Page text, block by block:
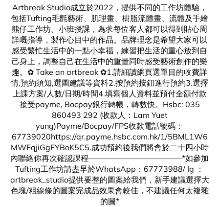
Artbreak Studio成立於2022，提供不同的工作坊體驗，
包括Tufting毛氈藝術、肌理畫、樹脂流體畫、流體及手繪
熊仔工作坊。小班授課，為求每位客人都可以得到貼心周
詳嘅指導，製作心目中的作品。品牌理念是希望大家可以
感受繁忙生活中的一點小幸福，練習把生活的重心放到自
己身上，調整自己在生活中的重量同時感受藝術創作的樂
趣。 ✿ Take an artbreak ✿1. 請細讀網頁選單目的收費詳
情,預約須知,選圖建議等資料2.按預約按鈕進行預約3.選擇
上課方案/人數/日期/時間4.填寫個人資料並預付全額付款
接受payme, Bocpay銀行轉帳，轉數快。Hsbc: 035
860493 292 (收款人：Lam Yuet
yung)Payme/Bocpay/FPS收款電話號碼：
67739020https://qr.payme.hsbc.com.hk/1/5BML1W6
MWFqjiGgFYBoK5C5.成功預約後我們將會於二十四小時
內聯絡你再次確認課程————————————*如參加
Tufting工作坊請盡早於WhatsApp：67773988/ Ig ：
artbreak_studio提供要整的圖案給我們，新手建議選擇大
色塊/粗線條的圖案完成品效果會較佳，不建議任何太複雜
的圖*